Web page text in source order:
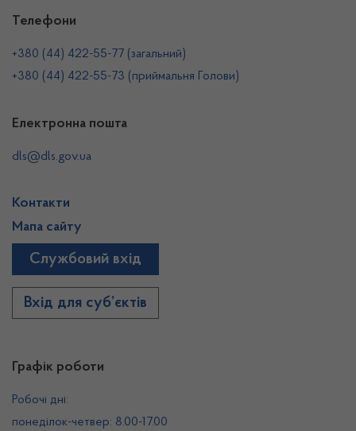
Графік роботи
Робочі дні:
понеділок-четвер: 8.00-17.00
Телефони
+380 (44) 422-55-77 (загальний)
+380 (44) 422-55-73 (приймальня Голови)
Електронна пошта
dls@dls.gov.ua
Контакти
Мапа сайту
Службовий вхід
Вхід для суб’єктів